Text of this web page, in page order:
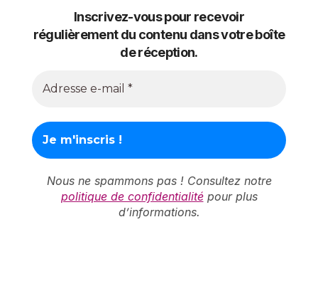
Inscrivez-vous pour recevoir
régulièrement du contenu dans votre boîte
de réception.
Nous ne spammons pas ! Consultez notre
politique de confidentialitépour plus
d’informations.